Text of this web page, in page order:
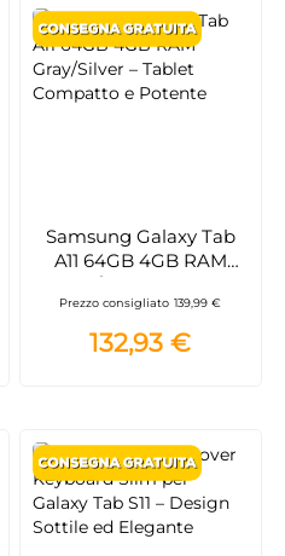
Samsung Galaxy Tab
A11 64GB 4GB RAM
Gray/Silver – Tablet
Compatto e Potente
Prezzo consigliato 139,99 €
132,93 €